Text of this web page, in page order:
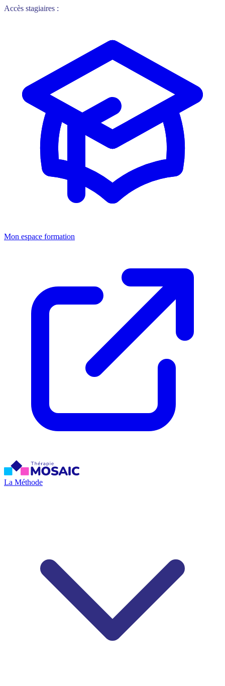
Accès stagiaires :
Mon espace formation
La Méthode